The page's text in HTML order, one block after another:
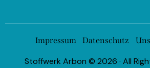
Impressum Datenschutz
Stoffwerk Arbon © 2026 · All